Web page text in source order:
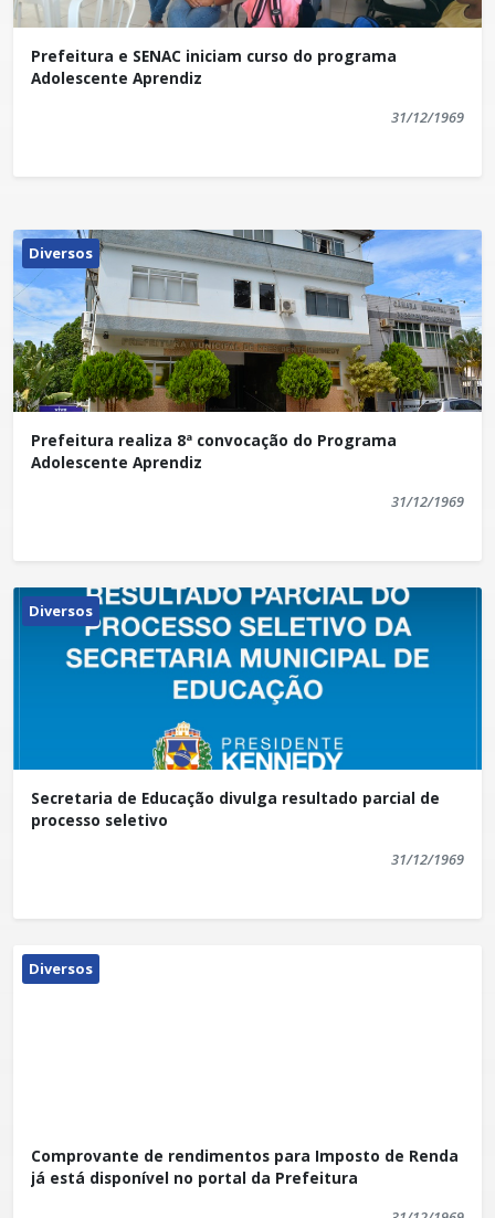
Prefeitura e SENAC iniciam curso do programa
Adolescente Aprendiz
31/12/1969
Diversos
Prefeitura realiza 8ª convocação do Programa
Adolescente Aprendiz
31/12/1969
Diversos
Secretaria de Educação divulga resultado parcial de
processo seletivo
31/12/1969
Diversos
Comprovante de rendimentos para Imposto de Renda
já está disponível no portal da Prefeitura